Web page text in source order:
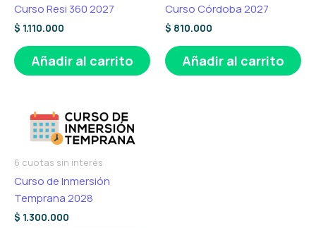
Curso Resi 360 2027
$ 1.110.000
Añadir al carrito
Curso Córdoba 2027
$ 810.000
Añadir al carrito
6 cuotas sin interés
Curso de Inmersión
Temprana 2028
$ 1.300.000